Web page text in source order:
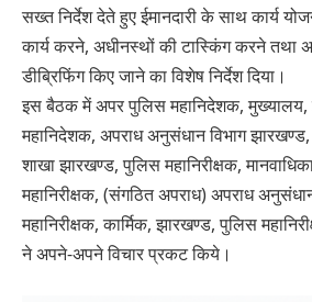
सख्त निर्देश देते हुए ईमानदारी के साथ कार्य
कार्य करने, अधीनस्थों की टास्किंग करने तथा
डीब्रिफिंग किए जाने का विशेष निर्देश दिया।
इस बैठक में अपर पुलिस महानिदेशक,
महानिदेशक, अपराध अनुसंधान विभाग झारखण्ड,
शाखा झारखण्ड, पुलिस महानिरीक्षक,
महानिरीक्षक, (संगठित अपराध) अपराध
महानिरीक्षक, कार्मिक, झारखण्ड, पुलिस
ने अपने-अपने विचार प्रकट किये।